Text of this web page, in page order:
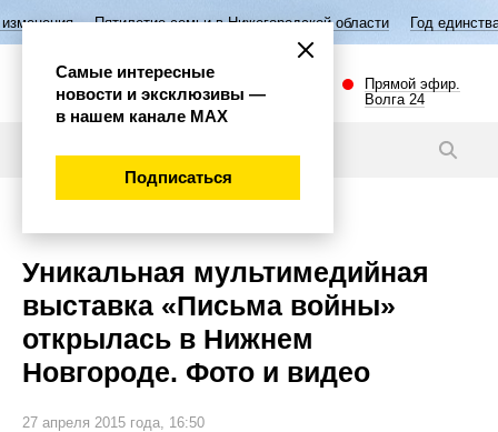
семьи в Нижегородской области Год единства народов России
Прямой эфир.
Волга 24
Уникальная мультимедийная
выставка «Письма войны»
открылась в Нижнем
Новгороде. Фото и видео
27 апреля 2015 года, 16:50
Самые интересные
новости и эксклюзивы —
в нашем канале МАХ
Подписаться